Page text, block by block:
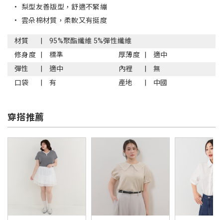
• 梨型友善版型，舒適不緊繃
• 雲朵棉材質，柔軟又有挺度
材質
95%聚酯纖維 5%彈性纖維
修身度
標準 厚薄度
適中
彈性
適中 內裡
無
口袋
有 產地 中國
穿搭推薦